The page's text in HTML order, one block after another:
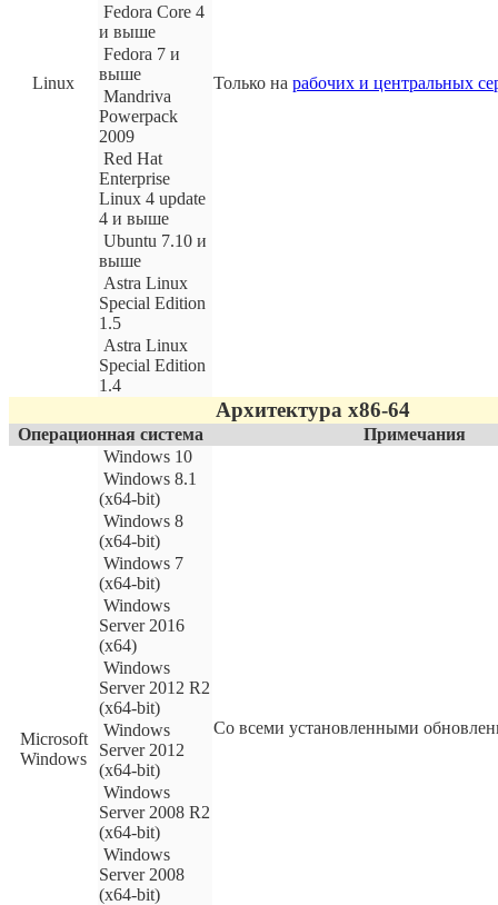
Linux Только на рабочих и центральных
Fedora Core 4
и выше
Fedora 7 и
выше
Mandriva
Powerpack
2009
Red Hat
Enterprise
Linux 4 update
4 и выше
Ubuntu 7.10 и
выше
Astra Linux
Special Edition
1.5
Astra Linux
Special Edition
1.4
Архитектура x86-64
Операционная система Примечания
Microsoft
Windows
Windows 10
Со всеми установленными
Windows 8.1
(x64-bit)
Windows 8
(x64-bit)
Windows 7
(x64-bit)
Windows
Server 2016
(x64)
Windows
Server 2012 R2
(x64-bit)
Windows
Server 2012
(x64-bit)
Windows
Server 2008 R2
(x64-bit)
Windows
Server 2008
(x64-bit)